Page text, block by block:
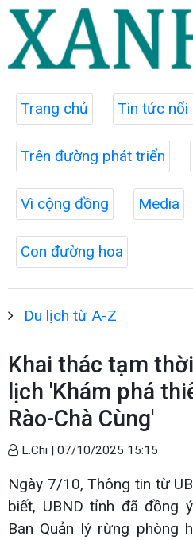
Trang chủ Tin tức nổi
Trên đường phát triển
Vì cộng đồng Media
Con đường hoa
Du lịch từ A-Z
Khai thác tạm
lịch 'Khám phá
Rào-Chà Cùng'
L.Chi | 07/10/2025 15:15
Ngày 7/10, Thông tin từ
biết, UBND tỉnh đã đồng
Ban Quản lý rừng phòng